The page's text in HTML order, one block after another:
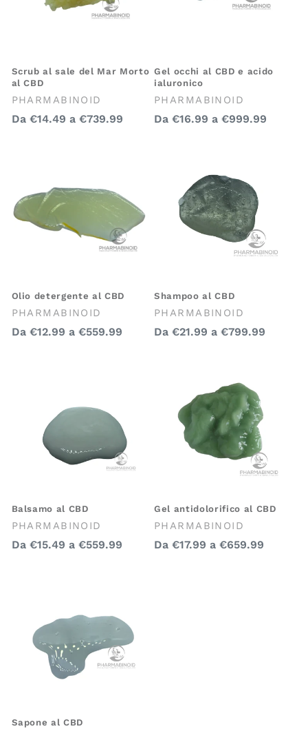
Scrub al sale del Mar Morto
al CBD
Venditore:
PHARMABINOID
Prezzo
Da €14.49 a €739.99
Gel occhi al CBD e acido
ialuronico
Venditore:
PHARMABINOID
Prezzo
Da €16.99 a €999.99
Olio detergente al CBD
Venditore:
PHARMABINOID
Prezzo
Da €12.99 a €559.99
Shampoo al CBD
Venditore:
PHARMABINOID
Prezzo
Da €21.99 a €799.99
Balsamo al CBD
Venditore:
PHARMABINOID
Prezzo
Da €15.49 a €559.99
Gel antidolorifico al CBD
Venditore:
PHARMABINOID
Prezzo
Da €17.99 a €659.99
Sapone al CBD